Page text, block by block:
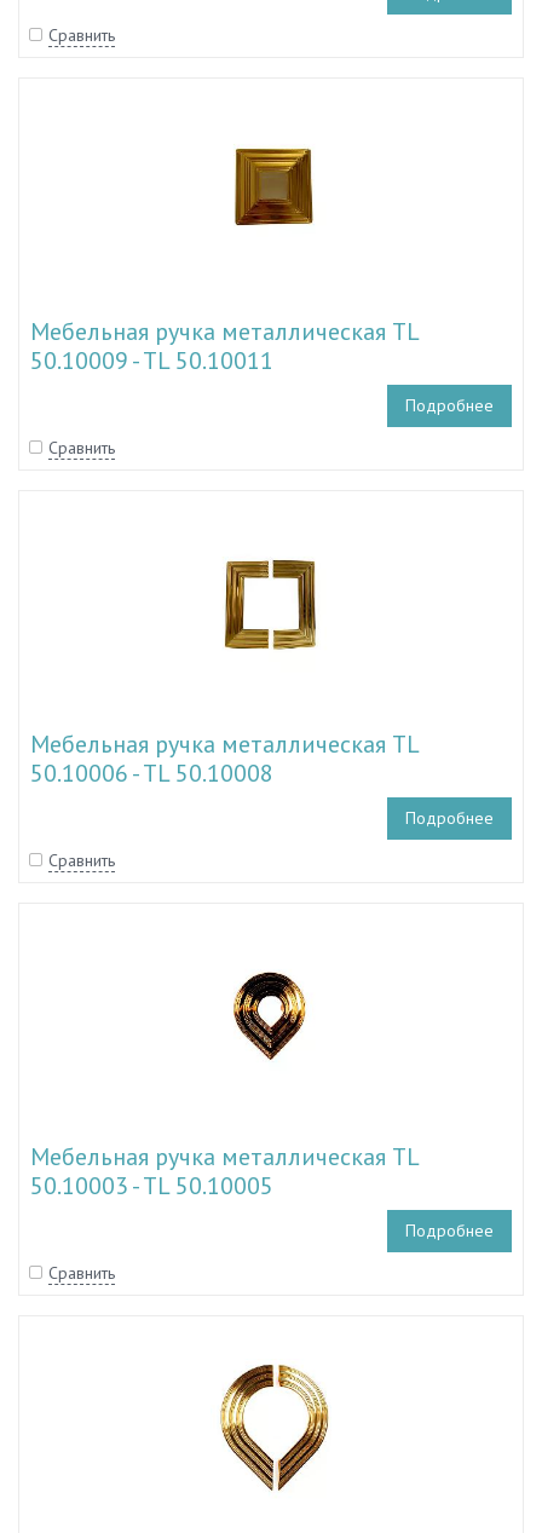
Сравнить
Мебельная ручка металлическая TL
50.10009 - TL 50.10011
Подробнее
Сравнить
Мебельная ручка металлическая TL
50.10006 - TL 50.10008
Подробнее
Сравнить
Мебельная ручка металлическая TL
50.10003 - TL 50.10005
Подробнее
Сравнить